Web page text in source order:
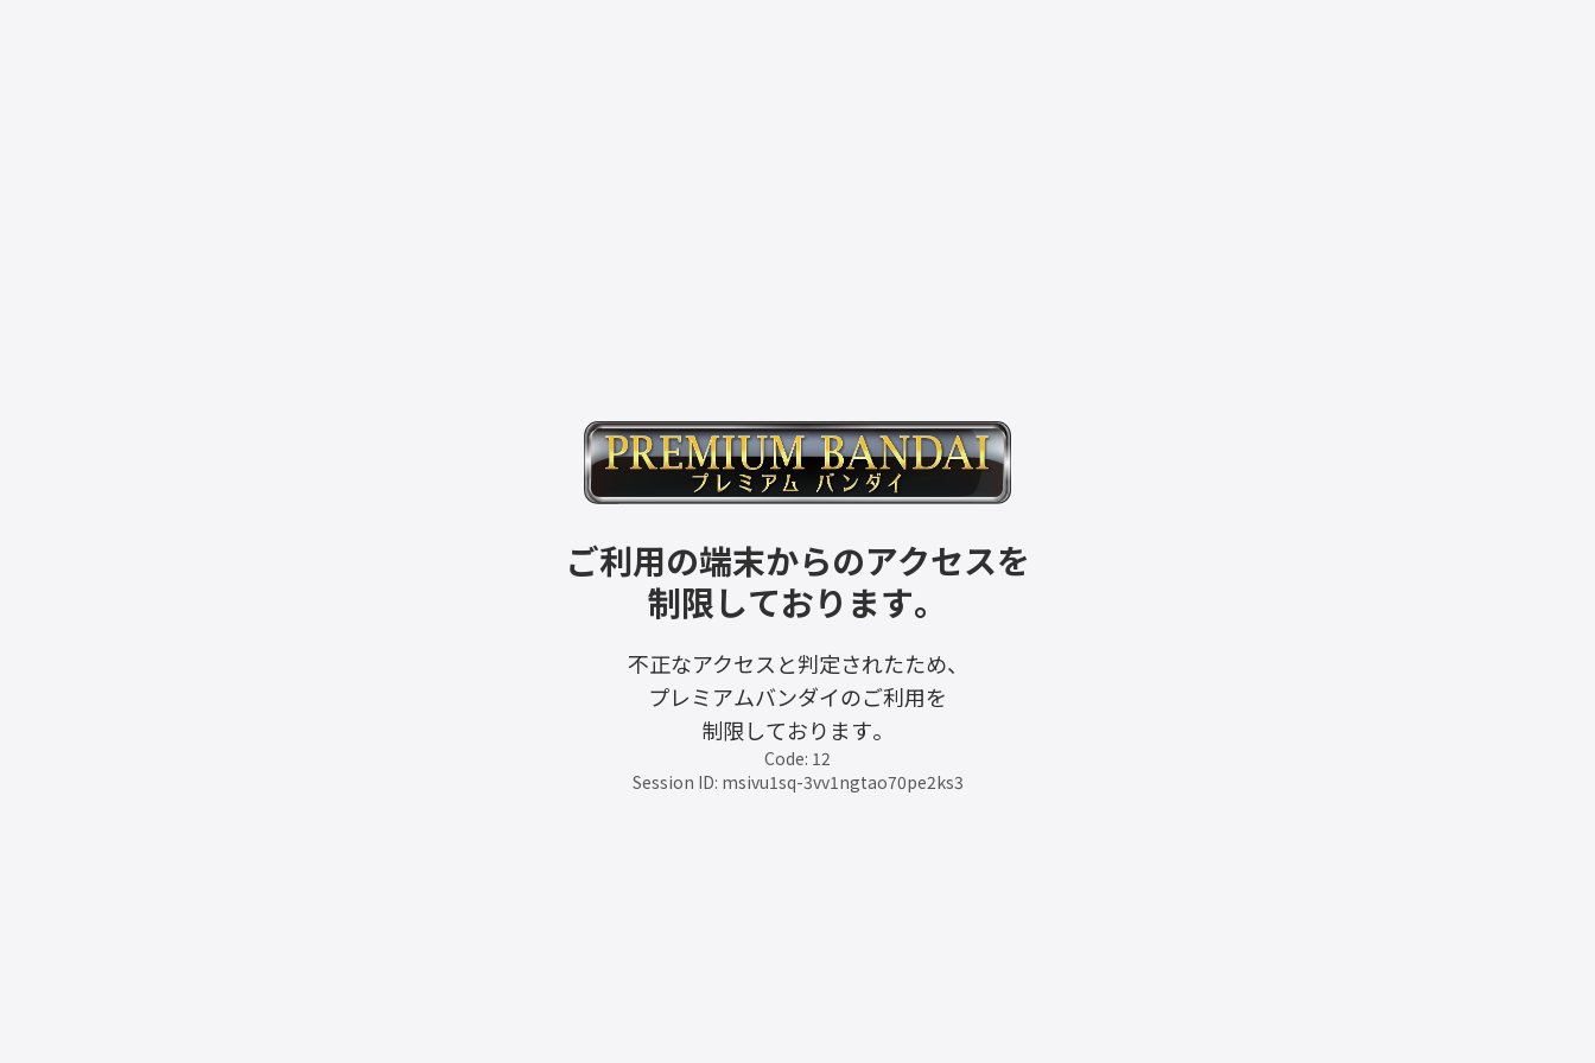
ご利用の端末からのアクセスを
制限しております。
不正なアクセスと判定されたため、
プレミアムバンダイのご利用を
制限しております。
Code: 12
Session ID: msivu1sq-3vv1ngtao70pe2ks3